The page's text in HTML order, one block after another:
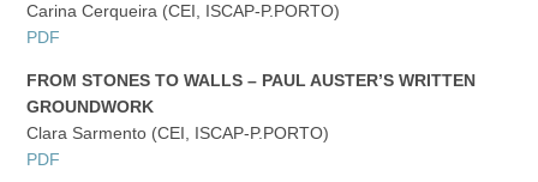
Carina Cerqueira (CEI, ISCAP-P.PORTO)
PDF
FROM STONES TO WALLS – PAUL AUSTER’S WRITTEN
GROUNDWORK
Clara Sarmento (CEI, ISCAP-P.PORTO)
PDF